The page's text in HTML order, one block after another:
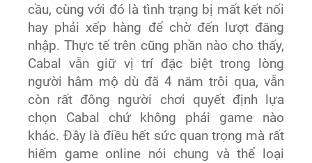
cầu, cùng với đó là tình trạng bị mất kết nối
hay phải xếp hàng để chờ đến lượt đăng
nhập. Thực tế trên cũng phần nào cho thấy,
Cabal vẫn giữ vị trí đặc biệt trong lòng
người hâm mộ dù đã 4 năm trôi qua, vẫn
còn rất đông người chơi quyết định lựa
chọn Cabal chứ không phải game nào
khác. Đây là điều hết sức quan trọng mà rất
hiếm game online nói chung và thể loại